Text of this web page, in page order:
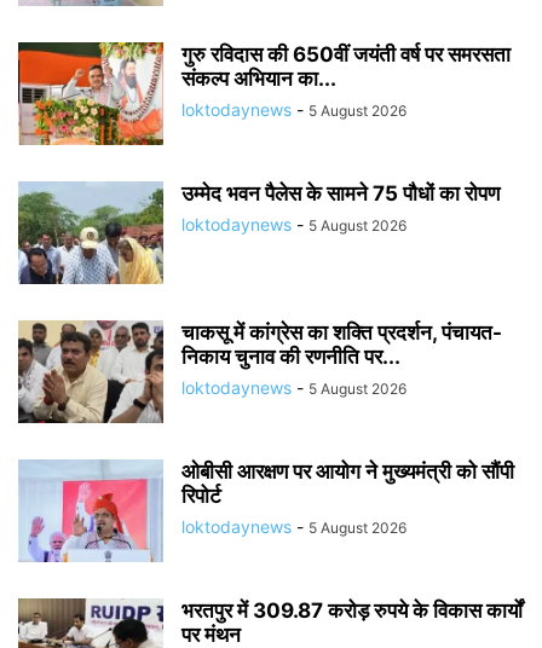
गुरु रविदास की 650वीं जयंती वर्ष पर समरसता
संकल्प अभियान का...
loktodaynews - 5 August 2026
उम्मेद भवन पैलेस के सामने 75 पौधों का रोपण
loktodaynews - 5 August 2026
चाकसू में कांग्रेस का शक्ति प्रदर्शन, पंचायत-
निकाय चुनाव की रणनीति पर...
loktodaynews - 5 August 2026
ओबीसी आरक्षण पर आयोग ने मुख्यमंत्री को सौंपी
रिपोर्ट
loktodaynews - 5 August 2026
भरतपुर में 309.87 करोड़ रुपये के विकास कार्यों
पर मंथन